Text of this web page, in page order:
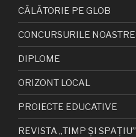
CĂLĂTORIE PE GLOB
CONCURSURILE NOASTRE
DIPLOME
ORIZONT LOCAL
PROIECTE EDUCATIVE
REVISTA „TIMP ȘI SPAȚIU”